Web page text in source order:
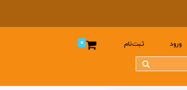
ورود ثبت‌نام 0